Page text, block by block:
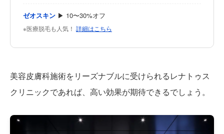
ゼオスキン ▶ 10〜30%オフ
※医療脱毛も人気！ 詳細はこちら
美容皮膚科施術をリーズナブルに受けられるレナトゥス
クリニックであれば、高い効果が期待できるでしょう。